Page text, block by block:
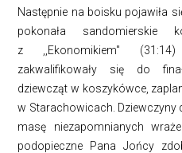
Następnie na boisku pojawiła
pokonała sandomierskie
z ,,Ekonomikiem" (31:14)
zakwalifikowały się do
dziewcząt w koszykówce,
w Starachowicach.
masę niezapomnianych
podopieczne Pana Jońcy